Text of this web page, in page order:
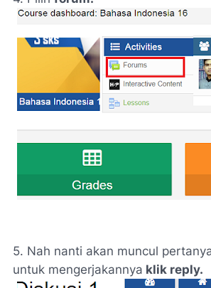
5. Nah nanti akan muncul
untuk mengerjakannya klik reply.